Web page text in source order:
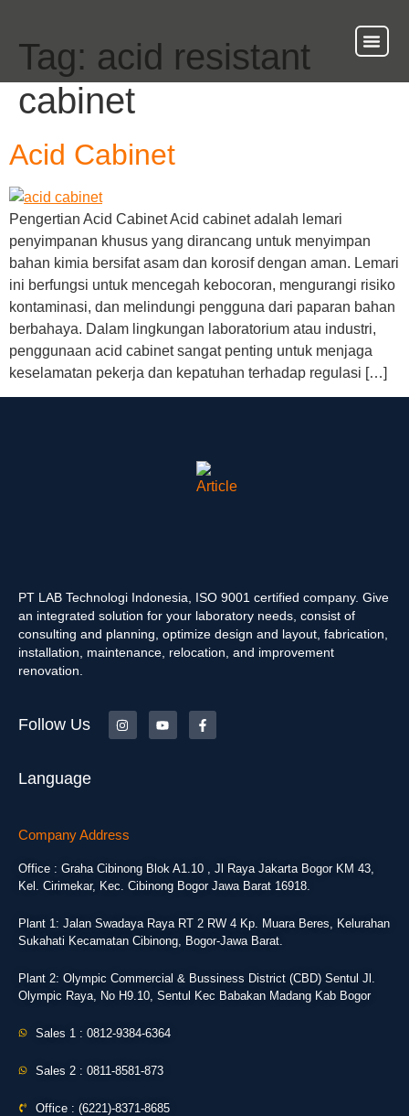
Tag: acid resistant
cabinet
Acid Cabinet
Pengertian Acid Cabinet Acid cabinet adalah lemari
penyimpanan khusus yang dirancang untuk menyimpan
bahan kimia bersifat asam dan korosif dengan aman. Lemari
ini berfungsi untuk mencegah kebocoran, mengurangi risiko
kontaminasi, dan melindungi pengguna dari paparan bahan
berbahaya. Dalam lingkungan laboratorium atau industri,
penggunaan acid cabinet sangat penting untuk menjaga
keselamatan pekerja dan kepatuhan terhadap regulasi […]
PT LAB Technologi Indonesia, ISO 9001 certified company. Give
an integrated solution for your laboratory needs, consist of
consulting and planning, optimize design and layout, fabrication,
installation, maintenance, relocation, and improvement
renovation.
Follow Us
Language
Company Address
Office : Graha Cibinong Blok A1.10 , Jl Raya Jakarta Bogor KM 43,
Kel. Cirimekar, Kec. Cibinong Bogor Jawa Barat 16918.
Plant 1: Jalan Swadaya Raya RT 2 RW 4 Kp. Muara Beres, Kelurahan
Sukahati Kecamatan Cibinong, Bogor-Jawa Barat.
Plant 2: Olympic Commercial & Bussiness District (CBD) Sentul Jl.
Olympic Raya, No H9.10, Sentul Kec Babakan Madang Kab Bogor
Sales 1 : 0812-9384-6364
Sales 2 : 0811-8581-873
Office : (6221)-8371-8685